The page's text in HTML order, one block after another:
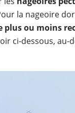
la nageoire
plus ou moins
ci-dessous, au-